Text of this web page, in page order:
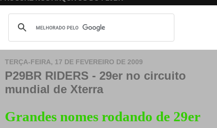
TERÇA-FEIRA, 17 DE FEVEREIRO DE 2009
P29BR RIDERS - 29er no circuito
mundial de Xterra
Grandes nomes rodando de 29er